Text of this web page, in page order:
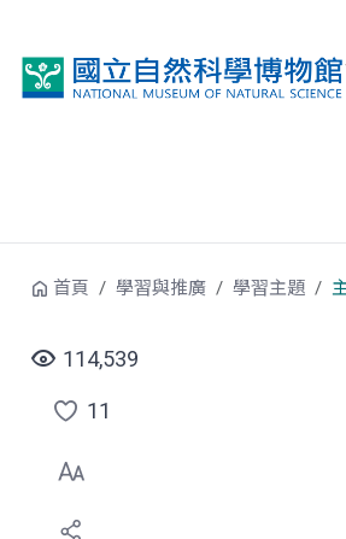
首頁 學習與推廣 學習主題
114,539
點
選
喜
11